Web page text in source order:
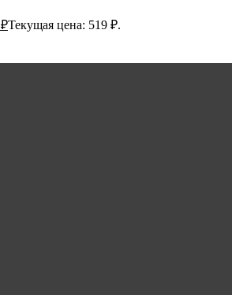
₽Текущая цена: 519 ₽.